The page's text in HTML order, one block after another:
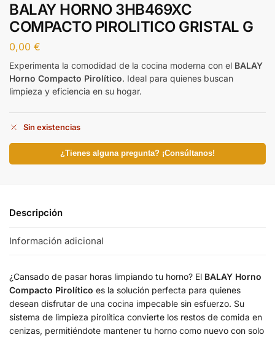
BALAY HORNO 3HB469XC
COMPACTO PIROLITICO GRISTAL G
0,00 €
Experimenta la comodidad de la cocina moderna con el BALAY
Horno Compacto Pirolítico. Ideal para quienes buscan
limpieza y eficiencia en su hogar.
Sin existencias
¿Tienes alguna pregunta? ¡Consúltanos!
Descripción
Información adicional
¿Cansado de pasar horas limpiando tu horno? El BALAY Horno
Compacto Pirolítico es la solución perfecta para quienes
desean disfrutar de una cocina impecable sin esfuerzo. Su
sistema de limpieza pirolítica convierte los restos de comida en
cenizas, permitiéndote mantener tu horno como nuevo con solo